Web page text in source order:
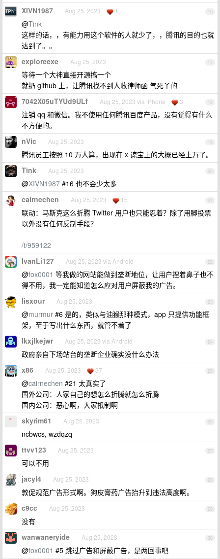
16
XIVN1987 Aug 25, 2023 1
@Tink
这样的话，，有能力用这个软件的人就少了，，腾讯的目的也就
达到了。。
17
exploreexe Aug 25, 2023
等待一个大神直接开源搞一个
就扔 github 上，让腾讯找不到人收律师函 气死丫的
18
7042X05uTYUd9ULf Aug 25, 2023 via iPhone 3
注销 qq 和微信。我不使用任何腾讯百度产品，没有觉得有什么
不方便的。
19
nVic Aug 25, 2023
腾讯员工按照 10 万人算，出现在 x 谅宝上的大概已经上万了。
20
Tink Aug 25, 2023
@XIVN1987 #16 也不会少太多
21
cairnechen Aug 25, 2023 15
联动：马斯克这么折腾 Twitter 用户也只能忍着？除了用脚投票
以外没有任何反制手段？
/t/959122
22
IvanLi127 Aug 25, 2023 via Android
@fox0001 等我做的网站能做到垄断地位，让用户捏着鼻子也不
得不用，我一定能知道怎么应对用户屏蔽我的广告。
23
lisxour Aug 25, 2023
@murmur #6 是的，类似与油猴那种模式，app 只提供功能框
架，至于写出什么东西，就管不着了
24
lkxjlkejwr Aug 25, 2023 via Android
政府亲自下场站台的垄断企业确实没什么办法
25
x86 Aug 25, 2023 37
@cairnechen #21 太真实了
国外公司：人家自己的想怎么折腾就怎么折腾
国内公司：恶心啊，大家抵制啊
26
skyrim61 Aug 25, 2023
ncbwcs, wzdqzq
27
ttvv123 Aug 25, 2023
可以不用
28
jacyl4 Aug 25, 2023
敦促规范广告形式啊。狗皮膏药广告抬升到违法高度啊。
29
c9cc Aug 25, 2023
没有
30
wanwaneryide Aug 25, 2023
@fox0001 #5 跳过广告和屏蔽广告，是两回事吧